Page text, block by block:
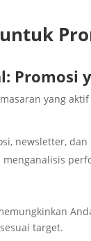
Promosi
yang
newsletter,
target.